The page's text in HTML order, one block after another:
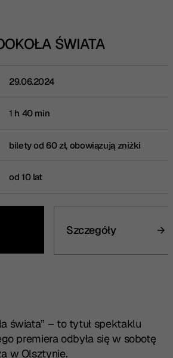
świata” – to tytuł spektaklu
premiera odbyła się w sobotę
w Olsztynie.
ŚWIATA
29.06.2024
1 h 40 min
bilety od 60 zł, obowiązują zniżki
od 10 lat
Szczegóły